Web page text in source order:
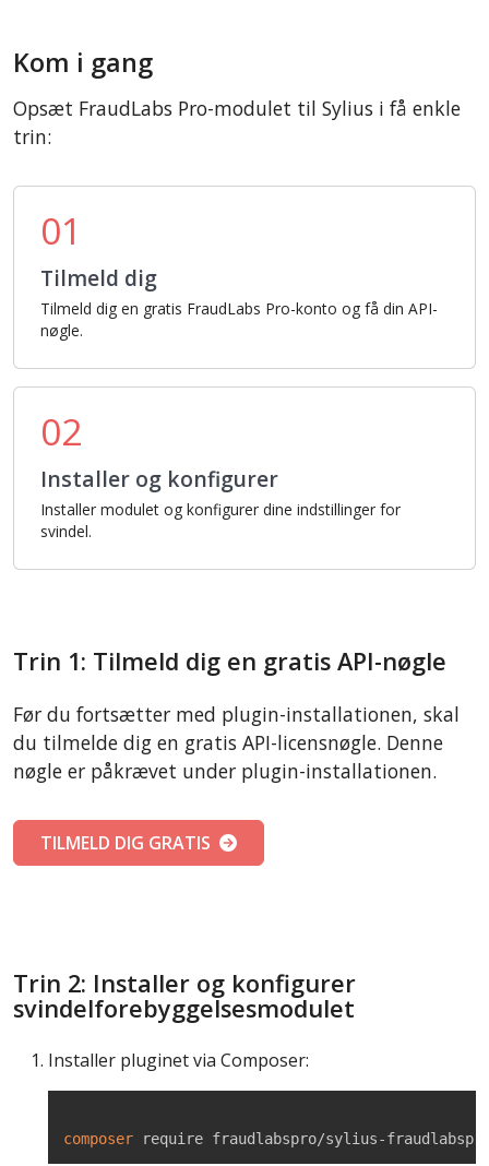
Kom i gang
Opsæt FraudLabs Pro-modulet til Sylius i få enkle
trin:
01
Tilmeld dig
Tilmeld dig en gratis FraudLabs Pro-konto og få din API-
nøgle.
02
Installer og konfigurer
Installer modulet og konfigurer dine indstillinger for
svindel.
Trin 1: Tilmeld dig en gratis API-nøgle
Før du fortsætter med plugin-installationen, skal
du tilmelde dig en gratis API-licensnøgle. Denne
nøgle er påkrævet under plugin-installationen.
TILMELD DIG GRATIS
Trin 2: Installer og konfigurer
svindelforebyggelsesmodulet
Installer pluginet via Composer:
composer require fraudlabspro/sylius-